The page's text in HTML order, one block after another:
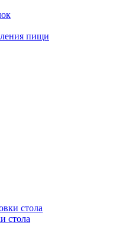
пищи
стола
стола